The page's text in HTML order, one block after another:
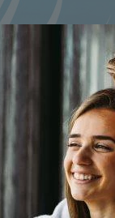
wakacyjnych
– uroki